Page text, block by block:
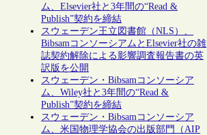
ム、Elsevier社と3年間の“Read &
Publish”契約を締結
スウェーデン王立図書館（NLS）、
BibsamコンソーシアムとElsevier社の雑
誌契約解除による影響調査報告書の英
訳版を公開
スウェーデン・Bibsamコンソーシア
ム、Wiley社と3年間の“Read &
Publish”契約を締結
スウェーデン・Bibsamコンソーシア
ム、米国物理学協会の出版部門（AIP